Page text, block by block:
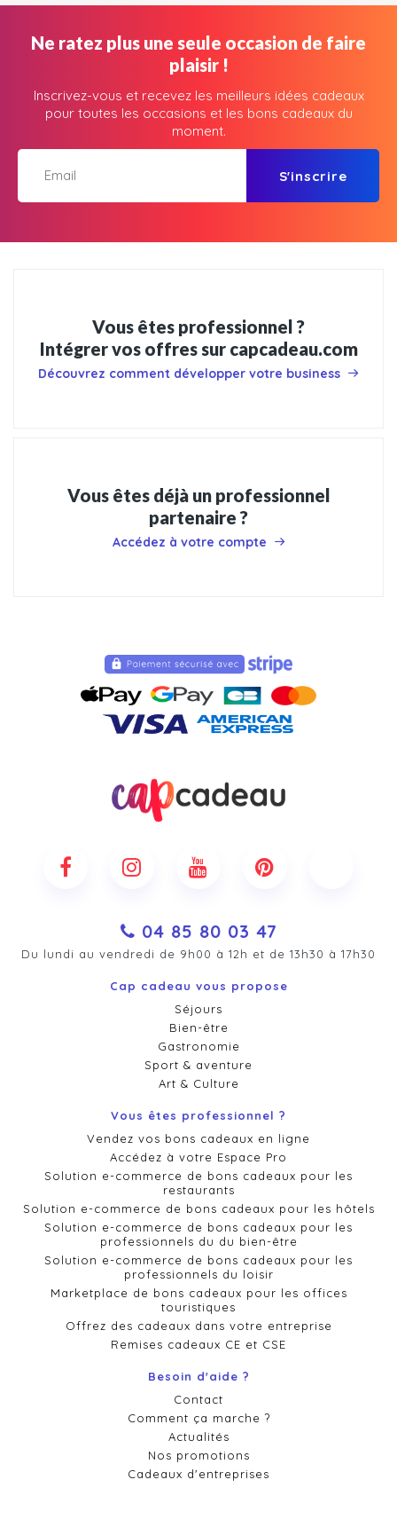
Ne ratez plus une seule occasion de faire
plaisir !
Inscrivez-vous et recevez les meilleurs idées cadeaux
pour toutes les occasions et les bons cadeaux du
moment.
S'inscrire
Vous êtes professionnel ?
Intégrer vos offres sur capcadeau.com
Découvrez comment développer votre business
Vous êtes déjà un professionnel
partenaire ?
Accédez à votre compte
04 85 80 03 47
Du lundi au vendredi de 9h00 à 12h et de 13h30 à 17h30
Cap cadeau vous propose
Séjours
Bien-être
Gastronomie
Sport & aventure
Art & Culture
Vous êtes professionnel ?
Vendez vos bons cadeaux en ligne
Accédez à votre Espace Pro
Solution e-commerce de bons cadeaux pour les
restaurants
Solution e-commerce de bons cadeaux pour les hôtels
Solution e-commerce de bons cadeaux pour les
professionnels du du bien-être
Solution e-commerce de bons cadeaux pour les
professionnels du loisir
Marketplace de bons cadeaux pour les offices
touristiques
Offrez des cadeaux dans votre entreprise
Remises cadeaux CE et CSE
Besoin d'aide ?
Contact
Comment ça marche ?
Actualités
Nos promotions
Cadeaux d'entreprises